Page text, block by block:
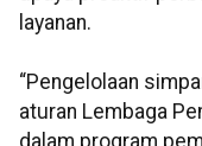
layanan.
“Pengelolaan
aturan Lembaga